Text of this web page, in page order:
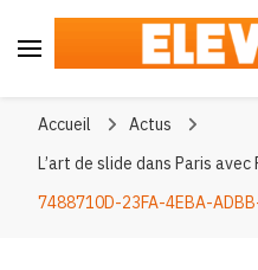
Accueil
Actus
L’art de slide dans Paris avec
7488710D-23FA-4EBA-